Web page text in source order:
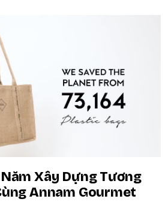
Xây Dựng Tương
Annam Gourmet